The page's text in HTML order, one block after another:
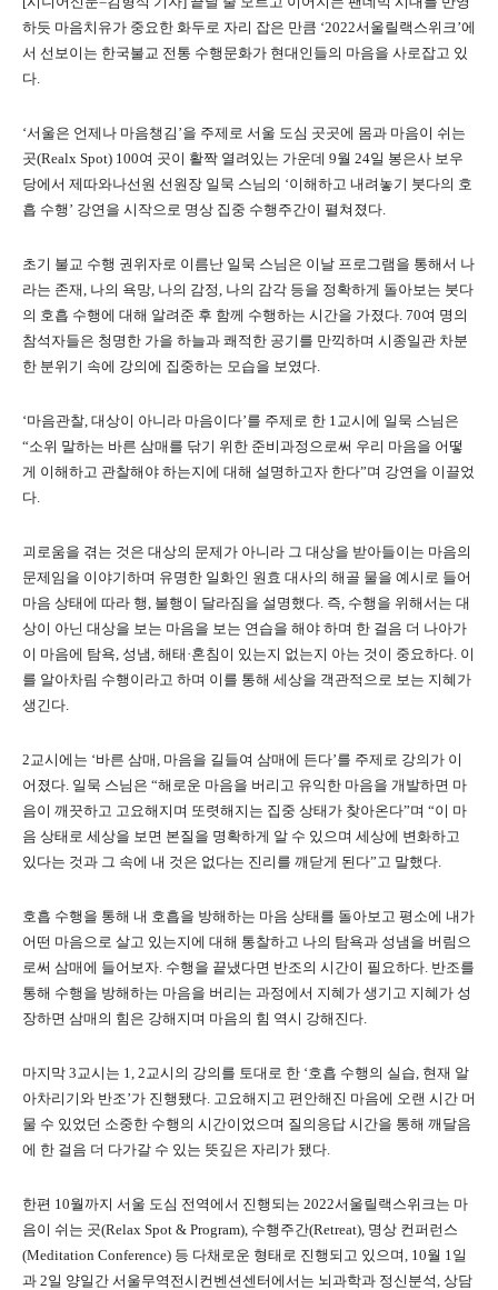
하듯 마음치유가 중요한 화두로 자리 잡은 만큼 ‘2022서울릴랙스위크’에
서 선보이는 한국불교 전통 수행문화가 현대인들의 마음을 사로잡고 있
다.
‘서울은 언제나 마음챙김’을 주제로 서울 도심 곳곳에 몸과 마음이 쉬는
곳(Realx Spot) 100여 곳이 활짝 열려있는 가운데 9월 24일 봉은사 보우
당에서 제따와나선원 선원장 일묵 스님의 ‘이해하고 내려놓기 붓다의 호
흡 수행’ 강연을 시작으로 명상 집중 수행주간이 펼쳐졌다.
초기 불교 수행 권위자로 이름난 일묵 스님은 이날 프로그램을 통해서 나
라는 존재, 나의 욕망, 나의 감정, 나의 감각 등을 정확하게 돌아보는 붓다
의 호흡 수행에 대해 알려준 후 함께 수행하는 시간을 가졌다. 70여 명의
참석자들은 청명한 가을 하늘과 쾌적한 공기를 만끽하며 시종일관 차분
한 분위기 속에 강의에 집중하는 모습을 보였다.
‘마음관찰, 대상이 아니라 마음이다’를 주제로 한 1교시에 일묵 스님은
“소위 말하는 바른 삼매를 닦기 위한 준비과정으로써 우리 마음을 어떻
게 이해하고 관찰해야 하는지에 대해 설명하고자 한다”며 강연을 이끌었
다.
괴로움을 겪는 것은 대상의 문제가 아니라 그 대상을 받아들이는 마음의
문제임을 이야기하며 유명한 일화인 원효 대사의 해골 물을 예시로 들어
마음 상태에 따라 행, 불행이 달라짐을 설명했다. 즉, 수행을 위해서는 대
상이 아닌 대상을 보는 마음을 보는 연습을 해야 하며 한 걸음 더 나아가
이 마음에 탐욕, 성냄, 해태·혼침이 있는지 없는지 아는 것이 중요하다. 이
를 알아차림 수행이라고 하며 이를 통해 세상을 객관적으로 보는 지혜가
생긴다.
2교시에는 ‘바른 삼매, 마음을 길들여 삼매에 든다’를 주제로 강의가 이
어졌다. 일묵 스님은 “해로운 마음을 버리고 유익한 마음을 개발하면 마
음이 깨끗하고 고요해지며 또렷해지는 집중 상태가 찾아온다”며 “이 마
음 상태로 세상을 보면 본질을 명확하게 알 수 있으며 세상에 변화하고
있다는 것과 그 속에 내 것은 없다는 진리를 깨닫게 된다”고 말했다.
호흡 수행을 통해 내 호흡을 방해하는 마음 상태를 돌아보고 평소에 내가
어떤 마음으로 살고 있는지에 대해 통찰하고 나의 탐욕과 성냄을 버림으
로써 삼매에 들어보자. 수행을 끝냈다면 반조의 시간이 필요하다. 반조를
통해 수행을 방해하는 마음을 버리는 과정에서 지혜가 생기고 지혜가 성
장하면 삼매의 힘은 강해지며 마음의 힘 역시 강해진다.
마지막 3교시는 1, 2교시의 강의를 토대로 한 ‘호흡 수행의 실습, 현재 알
아차리기와 반조’가 진행됐다. 고요해지고 편안해진 마음에 오랜 시간 머
물 수 있었던 소중한 수행의 시간이었으며 질의응답 시간을 통해 깨달음
에 한 걸음 더 다가갈 수 있는 뜻깊은 자리가 됐다.
한편 10월까지 서울 도심 전역에서 진행되는 2022서울릴랙스위크는 마
음이 쉬는 곳(Relax Spot & Program), 수행주간(Retreat), 명상 컨퍼런스
(Meditation Conference) 등 다채로운 형태로 진행되고 있으며, 10월 1일
과 2일 양일간 서울무역전시컨벤션센터에서는 뇌과학과 정신분석, 상담